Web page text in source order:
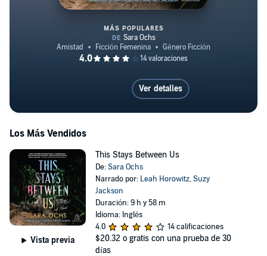
This Stays Between Us
MÁS POPULARES
Ver detalles
Los Más Vendidos
Vista previa
This Stays Between Us
De:Sara Ochs
Narrado por: Leah Horowitz,Suzy
Jackson
Duración: 9 h y 58 m
Idioma: Inglés
4.0
14 calificaciones
$20.32 o gratis con una prueba de 30
días